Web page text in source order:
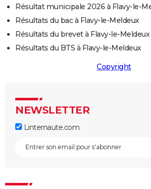
Résultat municipale 2026 à Flavy-le-
Résultats du bac à Flavy-le-Meldeux
Résultats du brevet à Flavy-le-Meldeux
Résultats du BTS à Flavy-le-Meldeux
Copyright
NEWSLETTER
Linternaute.com